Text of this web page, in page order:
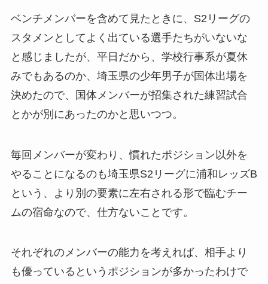
ベンチメンバーを含めて見たときに、S2リーグの
スタメンとしてよく出ている選手たちがいないな
と感じましたが、平日だから、学校行事系が夏休
みでもあるのか、埼玉県の少年男子が国体出場を
決めたので、国体メンバーが招集された練習試合
とかが別にあったのかと思いつつ。
毎回メンバーが変わり、慣れたポジション以外を
やることになるのも埼玉県S2リーグに浦和レッズB
という、より別の要素に左右される形で臨むチー
ムの宿命なので、仕方ないことです。
それぞれのメンバーの能力を考えれば、相手より
も優っているというポジションが多かったわけで